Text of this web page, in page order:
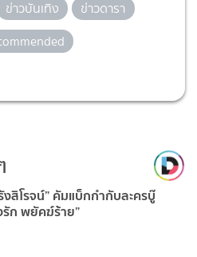
ข่าวบันเทิง
ข่าวดารา
งสิโรจน์” คัมแบ็กกำกับละครบู๊
รัก พยัคฆ์ร้าย”